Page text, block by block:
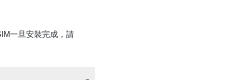
一旦安裝完成，請